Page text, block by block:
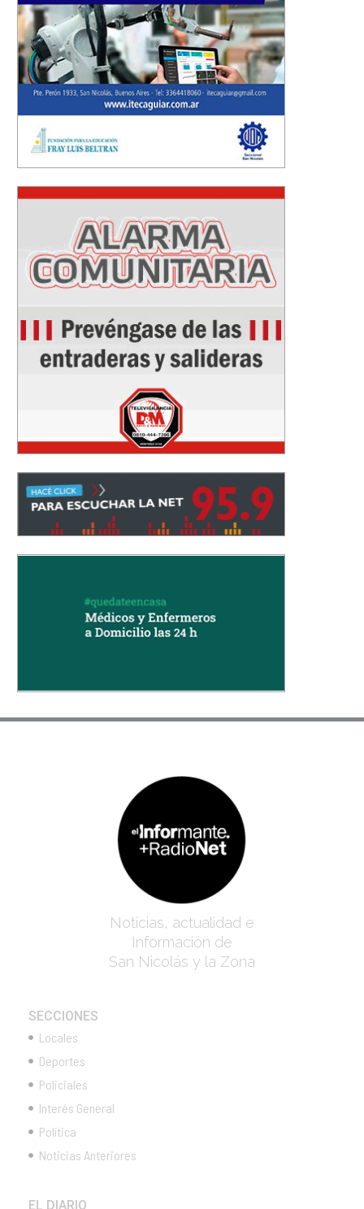
Noticias, actualidad e
Información de
San Nicolás y la Zona
SECCIONES
Locales
Deportes
Policiales
Interés General
Política
Noticias Anteriores
EL DIARIO